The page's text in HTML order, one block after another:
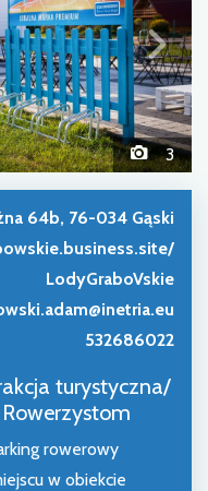
3
64b, 76-034 Gąski
LodyGraboVskie
532686022
turystyczna/
rowerowy
w obiekcie